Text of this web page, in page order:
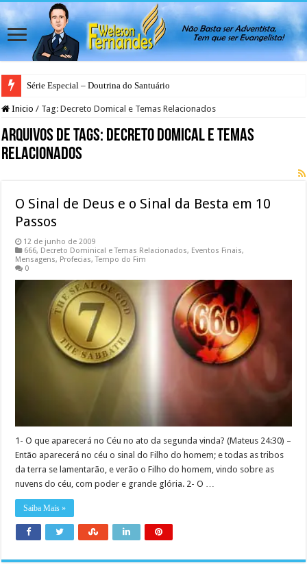
Série Especial – Doutrina do Santuário
Inicio / Tag:Decreto Domical e Temas Relacionados
Arquivos de Tags: Decreto Domical e Temas
Relacionados
O Sinal de Deus e o Sinal da Besta em 10
Passos
12 de junho de 2009
666, Decreto Dominical e Temas Relacionados, Eventos Finais,
Mensagens, Profecias,Tempo do Fim
0
1- O que aparecerá no Céu no ato da segunda vinda? (Mateus 24:30) –
Então aparecerá no céu o sinal do Filho do homem; e todas as tribos
da terra se lamentarão, e verão o Filho do homem, vindo sobre as
nuvens do céu, com poder e grande glória. 2- O …
Saiba Mais »